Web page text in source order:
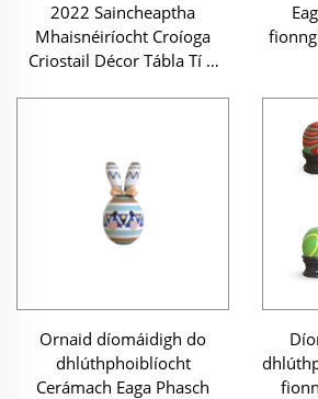
2022 Saincheaptha
Mhaisnéiríocht Croíoga
Criostail Décor Tábla Tí &
Uibheach Décoráide
Ornaid díomáidigh do
dhlúthphoiblíocht
Cerámach Eaga Phasch